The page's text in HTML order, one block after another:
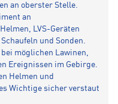
an oberster Stelle.
an
LVS-Geräten
und Sonden.
möglichen Lawinen,
Ereignissen im Gebirge.
Helmen und
Wichtige sicher verstaut